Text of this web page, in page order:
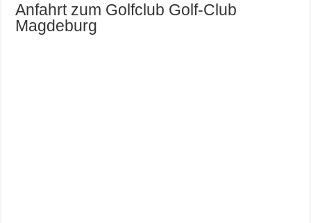
Anfahrt zum Golfclub Golf-Club
Magdeburg